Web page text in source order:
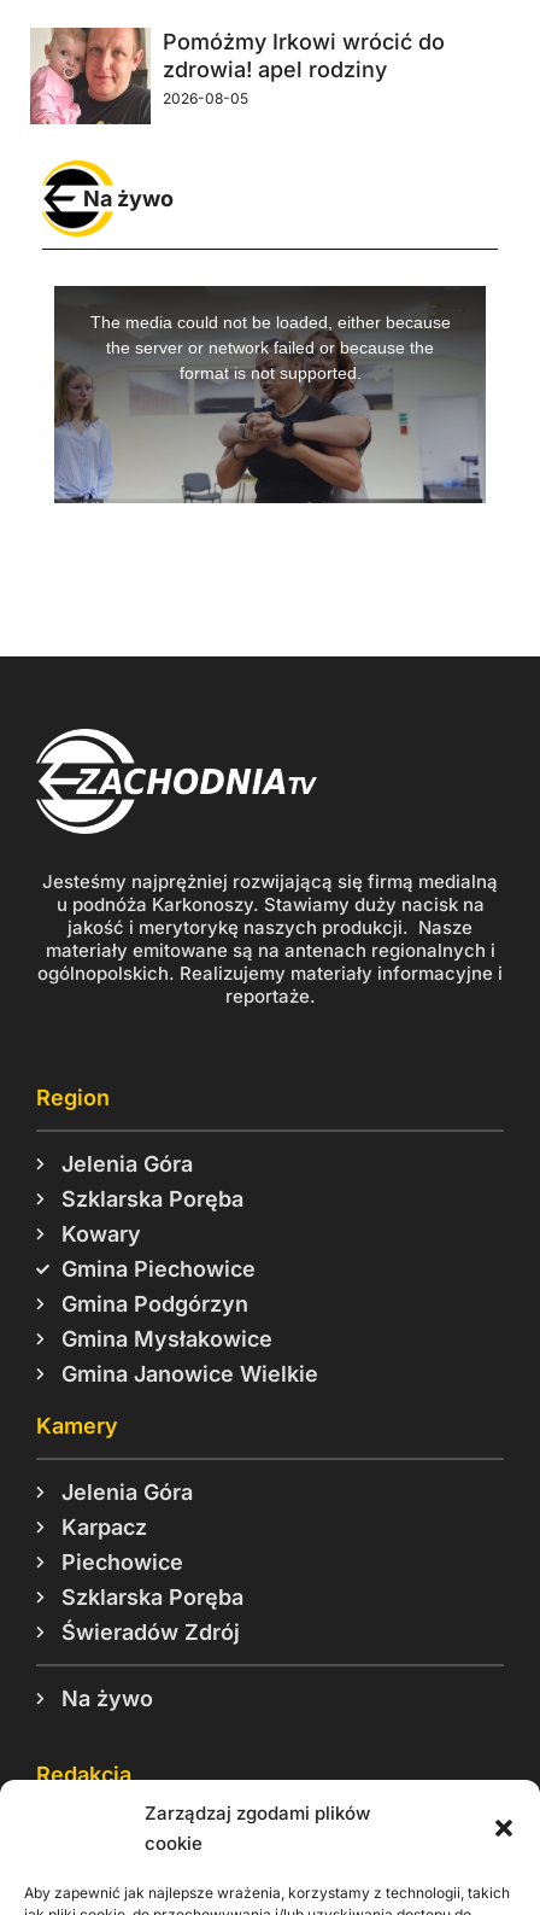
Zarządzaj zgodami plików
cookie
Aby zapewnić jak najlepsze wrażenia, korzystamy z technologii, takich
Pomóżmy Irkowi wrócić do
zdrowia! apel rodziny
2026-08-05
Na żywo
Jesteśmy najprężniej rozwijającą się firmą medialną
u podnóża Karkonoszy. Stawiamy duży nacisk na
jakość i merytorykę naszych produkcji. Nasze
materiały emitowane są na antenach regionalnych i
ogólnopolskich. Realizujemy materiały informacyjne i
reportaże.
Region
Jelenia Góra
Szklarska Poręba
Kowary
Gmina Piechowice
Gmina Podgórzyn
Gmina Mysłakowice
Gmina Janowice Wielkie
Kamery
Jelenia Góra
Karpacz
Piechowice
Szklarska Poręba
Świeradów Zdrój
Na żywo
Redakcja
Reklama